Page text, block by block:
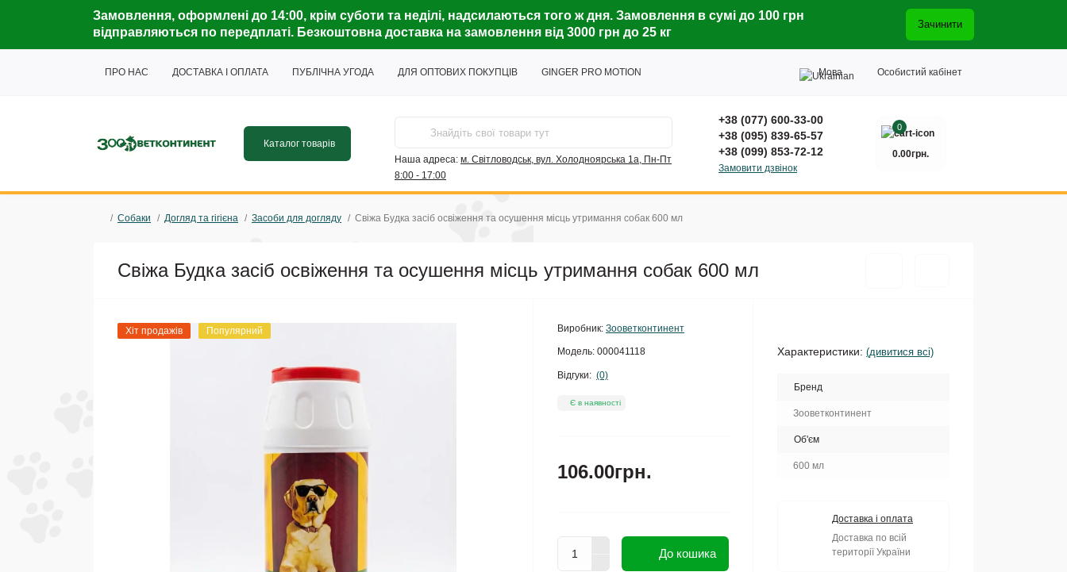
Замовлення, оформлені до 14:00, крім суботи та неділі, надсилаються того ж дня. Замовлення в сумі до 100 грн
відправляються по передплаті. Безкоштовна доставка на замовлення від 3000 грн до 25 кг
Зачинити
ПРО НАС ДОСТАВКА І ОПЛАТА ПУБЛІЧНА УГОДА ДЛЯ ОПТОВИХ ПОКУПЦІВ GINGER PRO MOTION Мова Особистий кабінет
Каталог товарів
Наша адреса: м. Світловодськ, вул. Холодноярська 1а, Пн-Пт
8:00 - 17:00
+38 (077) 600-33-00
+38 (095) 839-65-57
+38 (099) 853-72-12
Замовити дзвінок
0
0.00грн.
Собаки Догляд та гігієна Засоби для догляду Свіжа Будка засіб освіження та осушення місць утримання собак 600 мл
Свіжа Будка засіб освіження та осушення місць утримання собак 600 мл
Хіт продажів Популярний Виробник: Зооветконтинент
Модель: 000041118
Відгуки: (0)
Є в наявності
106.00грн.
До кошика
Характеристики: (дивитися всі)
Бренд
Зооветконтинент
Об'єм
600 мл
Доставка і оплата
Доставка по всій
території України